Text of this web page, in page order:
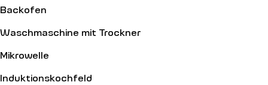
Backofen
Waschmaschine mit Trockner
Mikrowelle
Induktionskochfeld